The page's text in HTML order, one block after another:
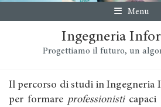
Menu
Ingegneria
Progettiamo il futuro, un
Il percorso di studi in Ingegneria
per formare professionisticapaci